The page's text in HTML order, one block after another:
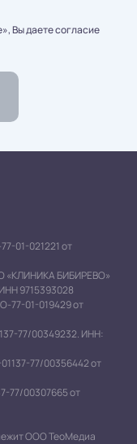
Вы даете согласие
01-021221 от
«КЛИНИКА БИБИРЕВО»
9715393028
77-01-019429 от
77/00349232. ИНН:
77/00356442 от
77/00307665 от
ООО ТеоМедиа